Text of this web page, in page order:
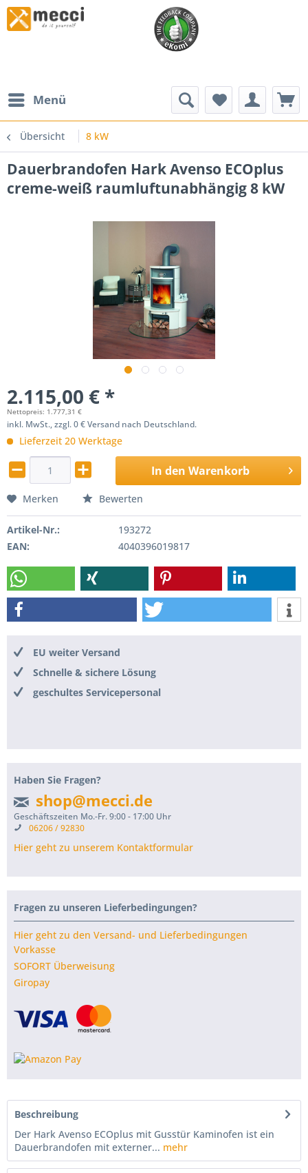
Menü
Übersicht 8 kW
Dauerbrandofen Hark Avenso ECOplus
creme-weiß raumluftunabhängig 8 kW
2.115,00 € *
Nettopreis: 1.777,31 €
inkl. MwSt., zzgl. 0 € Versand nach Deutschland.
Lieferzeit 20 Werktage
In den Warenkorb
Merken Bewerten
Artikel-Nr.:
193272
EAN:
4040396019817
EU weiter Versand
Schnelle & sichere Lösung
geschultes Servicepersonal
Haben Sie Fragen?
shop@mecci.de
Geschäftszeiten Mo.-Fr. 9:00 - 17:00 Uhr
06206 / 92830
Hier geht zu unserem Kontaktformular
Fragen zu unseren Lieferbedingungen?
Hier geht zu den Versand- und Lieferbedingungen
Vorkasse
SOFORT Überweisung
Giropay
Beschreibung
Der Hark Avenso ECOplus mit Gusstür Kaminofen ist ein
Dauerbrandofen mit externer... mehr